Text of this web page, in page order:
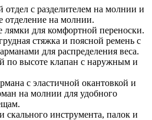
с разделителем на молнии и
отделение на молнии.
для комфортной переноски.
стяжка и поясной ремень с
для распределения веса.
по высоте клапан с наружным и
с эластичной окантовкой и
на молнии для удобного
скального инструмента, палок и